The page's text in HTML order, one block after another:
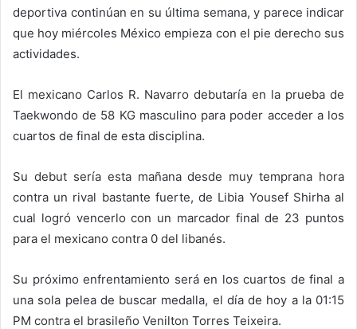
deportiva continúan en su última semana, y parece indicar
que hoy miércoles México empieza con el pie derecho sus
actividades.
El mexicano Carlos R. Navarro debutaría en la prueba de
Taekwondo de 58 KG masculino para poder acceder a los
cuartos de final de esta disciplina.
Su debut sería esta mañana desde muy temprana hora
contra un rival bastante fuerte, de Libia Yousef Shirha al
cual logró vencerlo con un marcador final de 23 puntos
para el mexicano contra 0 del libanés.
Su próximo enfrentamiento será en los cuartos de final a
una sola pelea de buscar medalla, el día de hoy a la 01:15
PM contra el brasileño Venilton Torres Teixeira.